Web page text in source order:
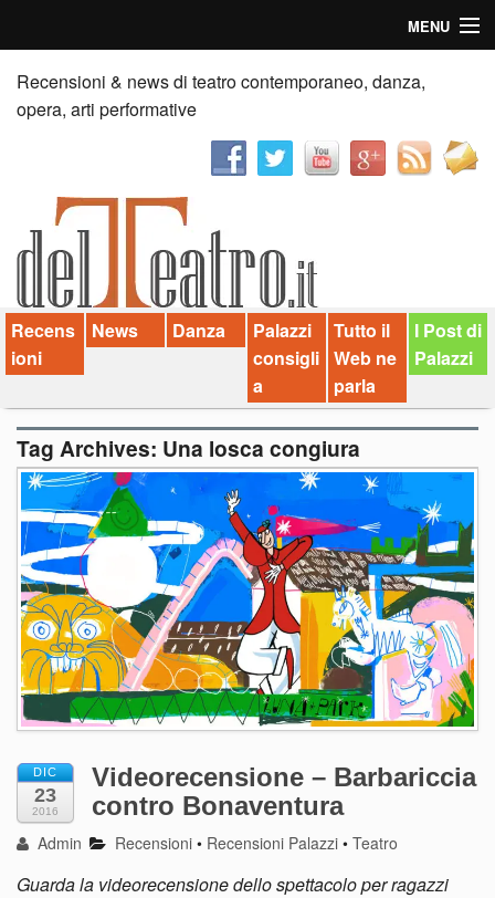
MENU
Home
Recensioni
News
Palazzi consiglia
Video
Chi siamo
Contatti
dT in English
Recensioni & news di teatro contemporaneo, danza,
opera, arti performative
Recens
ioni
News Danza
Palazzi
consigli
a
Tutto il
Web ne
parla
I Post di
Palazzi
Tag Archives: Una losca congiura
DIC
23
2016
Videorecensione – Barbariccia
contro Bonaventura
Admin Recensioni • Recensioni Palazzi •Teatro
Guarda la videorecensione dello spettacolo per ragazzi